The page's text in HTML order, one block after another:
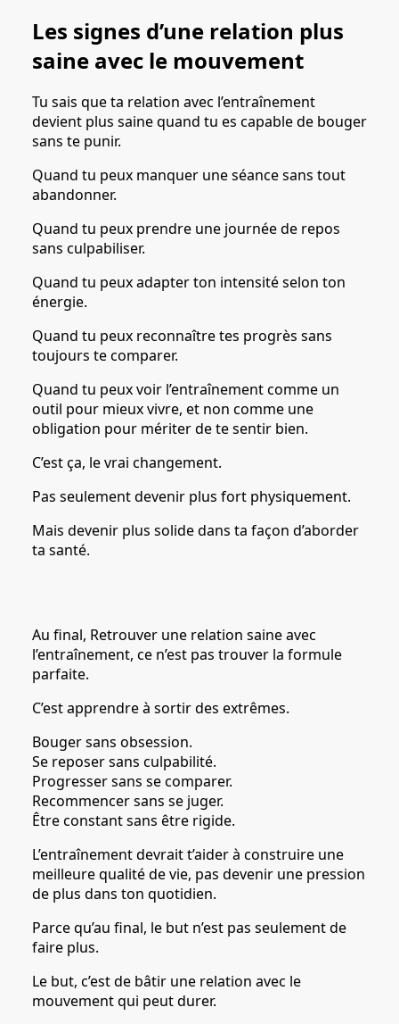
Les signes d’une relation plus
saine avec le mouvement
Tu sais que ta relation avec l’entraînement
devient plus saine quand tu es capable de bouger
sans te punir.
Quand tu peux manquer une séance sans tout
abandonner.
Quand tu peux prendre une journée de repos
sans culpabiliser.
Quand tu peux adapter ton intensité selon ton
énergie.
Quand tu peux reconnaître tes progrès sans
toujours te comparer.
Quand tu peux voir l’entraînement comme un
outil pour mieux vivre, et non comme une
obligation pour mériter de te sentir bien.
C’est ça, le vrai changement.
Pas seulement devenir plus fort physiquement.
Mais devenir plus solide dans ta façon d’aborder
ta santé.
Au final, Retrouver une relation saine avec
l’entraînement, ce n’est pas trouver la formule
parfaite.
C’est apprendre à sortir des extrêmes.
Bouger sans obsession.
Se reposer sans culpabilité.
Progresser sans se comparer.
Recommencer sans se juger.
Être constant sans être rigide.
L’entraînement devrait t’aider à construire une
meilleure qualité de vie, pas devenir une pression
de plus dans ton quotidien.
Parce qu’au final, le but n’est pas seulement de
faire plus.
Le but, c’est de bâtir une relation avec le
mouvement qui peut durer.